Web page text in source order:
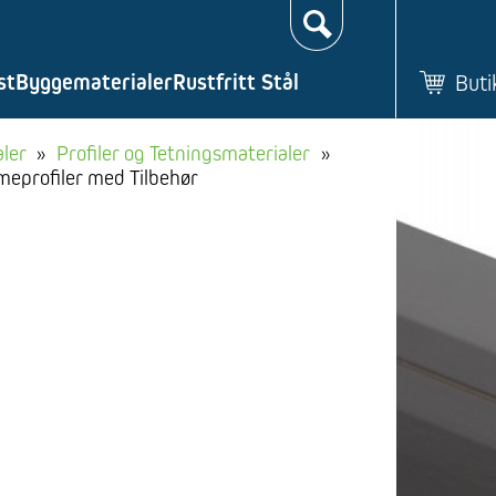
Søk…
ByggematerialerRustfritt Stål
» Profiler og Tetningsmaterialer »
med Tilbehør